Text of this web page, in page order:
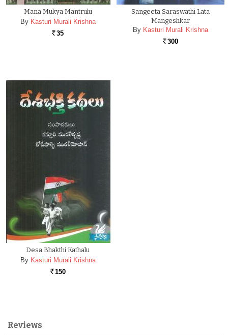
Mana Mukya Mantrulu
By Kasturi Murali Krishna
Rs. 35
Sangeeta Saraswathi Lata
Mangeshkar
By Kasturi Murali Krishna
Rs. 300
Desa Bhakthi Kathalu
By Kasturi Murali Krishna
Rs. 150
Reviews